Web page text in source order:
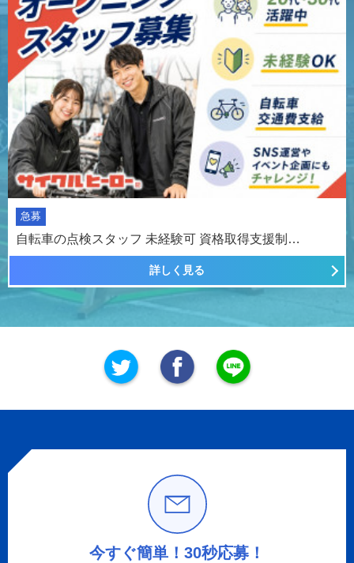
急募
自転車の点検スタッフ 未経験可 資格取得支援制…
詳しく見る
今すぐ簡単！30秒応募！